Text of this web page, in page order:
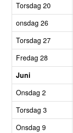
Torsdag 20
onsdag 26
Torsdag 27
Fredag 28
Juni
Onsdag 2
Torsdag 3
Onsdag 9